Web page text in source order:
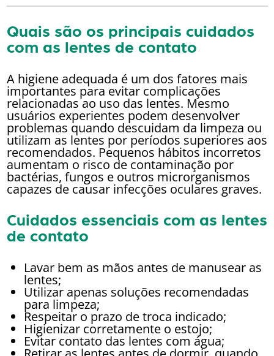
Quais são os principais cuidados
com as lentes de contato
A higiene adequada é um dos fatores mais
importantes para evitar complicações
relacionadas ao uso das lentes. Mesmo
usuários experientes podem desenvolver
problemas quando descuidam da limpeza ou
utilizam as lentes por períodos superiores aos
recomendados. Pequenos hábitos incorretos
aumentam o risco de contaminação por
bactérias, fungos e outros microrganismos
capazes de causar infecções oculares graves.
Cuidados essenciais com as lentes
de contato
Lavar bem as mãos antes de manusear as
lentes;
Utilizar apenas soluções recomendadas
para limpeza;
Respeitar o prazo de troca indicado;
Higienizar corretamente o estojo;
Evitar contato das lentes com água;